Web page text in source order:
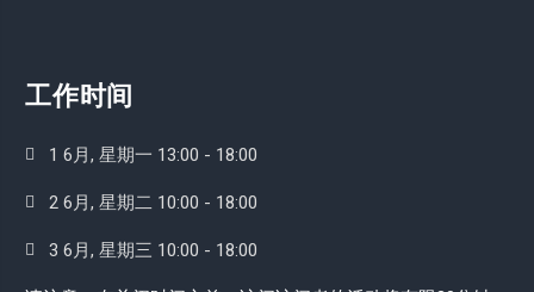
工作时间
1 6月, 星期一 13:00 - 18:00
2 6月, 星期二 10:00 - 18:00
3 6月, 星期三 10:00 - 18:00